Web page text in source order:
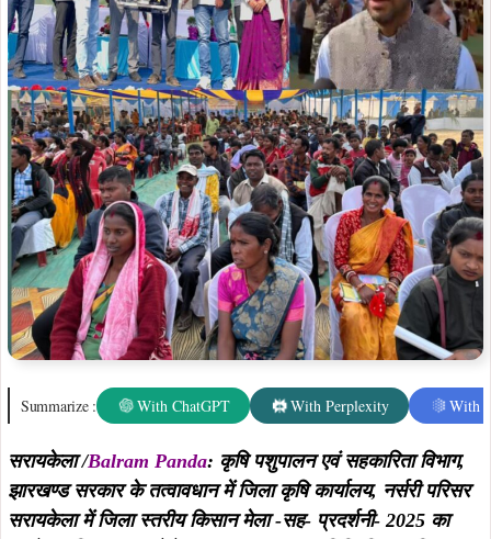
Summarize : With ChatGPT With Perplexity With
सरायकेला /Balram Panda: कृषि पशुपालन एवं सहकारिता विभाग,
झारखण्ड सरकार के तत्वावधान में जिला कृषि कार्यालय, नर्सरी परिसर
सरायकेला में जिला स्तरीय किसान मेला -सह- प्रदर्शनी- 2025 का